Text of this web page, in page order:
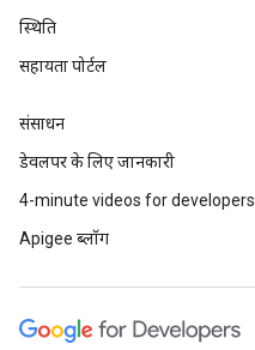
स्थिति
सहायता पोर्टल
संसाधन
डेवलपर के लिए जानकारी
4-minute videos for developers
Apigee ब्लॉग